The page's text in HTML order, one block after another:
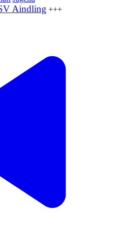
Aindling +++